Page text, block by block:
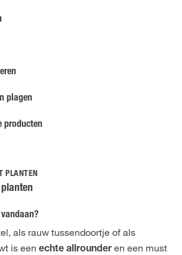
plagen
producten
PLANTEN
als rauw tussendoortje of als
is een echte allrounderen een must